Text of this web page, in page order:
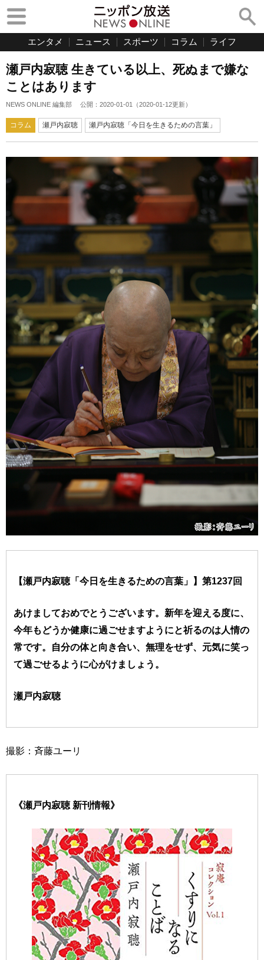
エンタメ ニュース スポーツ コラム ライフ
瀬戸内寂聴 生きている以上、死ぬまで嫌な
ことはあります
NEWS ONLINE 編集部 公開： 2020-01-01 （2020-01-12更新）
コラム 瀬戸内寂聴 瀬戸内寂聴「今日を生きるための言葉」
【瀬戸内寂聴「今日を生きるための言葉」】第1237回
あけましておめでとうございます。新年を迎える度に、
今年もどうか健康に過ごせますようにと祈るのは人情の
常です。自分の体と向き合い、無理をせず、元気に笑っ
て過ごせるように心がけましょう。
瀬戸内寂聴
撮影：斉藤ユーリ
《瀬戸内寂聴 新刊情報》